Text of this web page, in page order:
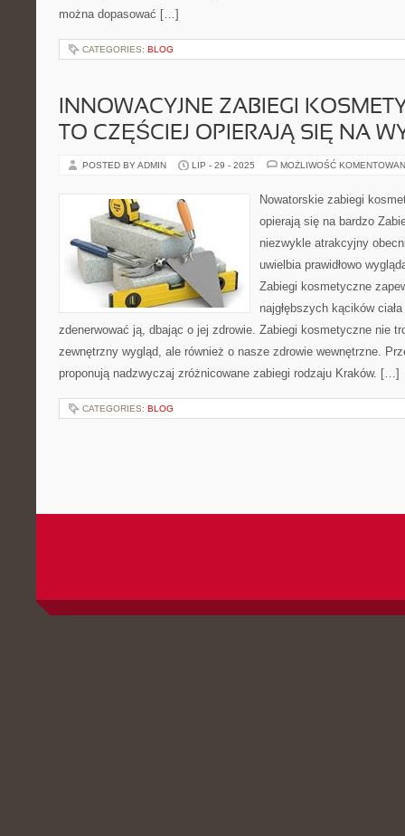
można dopasować […]
CATEGORIES: BLOG
INNOWACYJNE ZABIEGI
TO CZĘŚCIEJ OPIERAJĄ SIĘ NA
POSTED BY ADMIN LIP - 29 - 2025 MOŻLIWOŚĆ
Nowatorskie zabiegi
opierają się na bardzo
niezwykle atrakcyjny
uwielbia prawidłowo
Zabiegi kosmetyczne
najgłębszych kącików
zdenerwować ją, dbając o jej zdrowie. Zabiegi kosmetyczne nie
zewnętrzny wygląd, ale również o nasze zdrowie wewnętrzne.
proponują nadzwyczaj zróżnicowane zabiegi rodzaju Kraków. […]
CATEGORIES: BLOG